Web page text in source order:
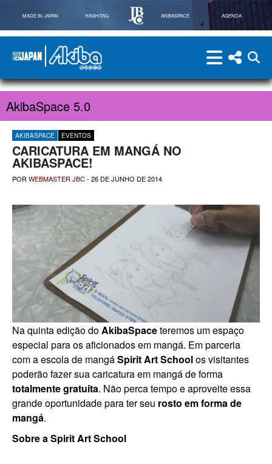
MADE IN JAPAN HASHITAG AKIBASPACE AGENDA
Powered By Made in Japan
menu menu
AkibaSpace 5.0
AKIBASPACE EVENTOS
CARICATURA EM MANGÁ NO
AKIBASPACE!
POR WEBMASTER JBC- 26 DE JUNHO DE 2014
Na quinta edição doAkibaSpaceteremos um espaço
especial para os aficionados em mangá. Em parceria
com a escola de mangáSpirit Art Schoolos visitantes
poderão fazer sua caricatura em mangá de forma
totalmente gratuita. Não perca tempo e aproveite essa
grande oportunidade para ter seu rosto em forma de
mangá.
Sobre a Spirit Art School